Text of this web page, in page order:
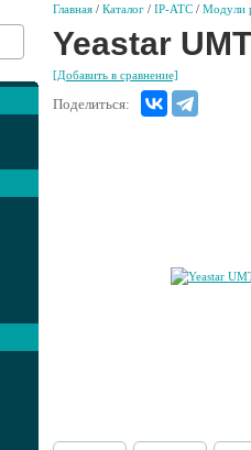
Главная / Каталог / IP-АТС / Модули
Yeastar
[Добавить в сравнение]
Поделиться: